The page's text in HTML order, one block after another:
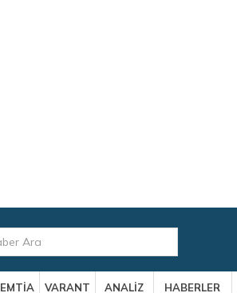
EMTİA VARANT ANALİZ HABERLER